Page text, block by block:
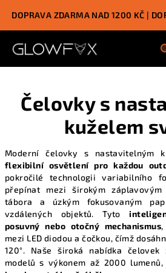
obsah
DOPRAVA ZDARMA NAD 1200 KČ |
Čelovky s
kuželem
Moderní čelovky s nastavitelným
flexibilní osvětlení pro každou
pokročilé technologii variabilního
přepínat mezi širokým
tábora a úzkým fokusovaným
vzdálených objektů. Tyto
posuvný nebo otočný mechanismus
mezi LED diodou a čočkou, čímž
120°. Našeširoká nabídka čelovek
modelů s výkonem až 2000